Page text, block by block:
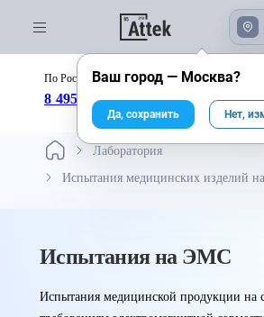
По России бесплатно:
8 495 246-04-43 8
Лаборатория
Испытания медицинских изделий
Испытания на ЭМС
Испытания медицинской продукции на
Ваш город — Москва?
Да, сохранить Нет,